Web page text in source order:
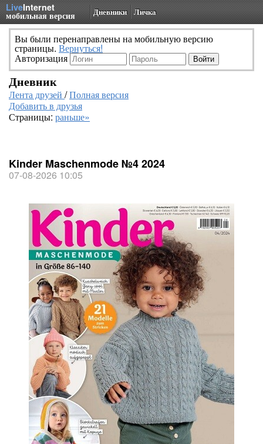
LiveInternet
мобильная версия Дневники Личка
Вы были перенаправлены на мобильную версию
страницы. Вернуться!
Авторизация
Дневник
Лента друзей /Полная версия
Добавить в друзья
Страницы: раньше»
Kinder Maschenmode №4 2024
07-08-2026 10:05